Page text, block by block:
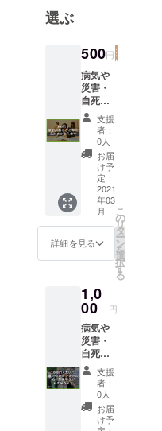
選ぶ
500円
病気や
災害・
自死で
親を亡
くした
り、親
に障が
いがあ
る家庭
の子ど
も達の
奨学金
として
大切に
使用さ
せてい
ます。
●領収書
を発送
させて
いただ
きま
す。
（2020
年度末
を予
定） ●
支援
者：
0人
お届
け予
定：
2021
年03
月
詳細を見る
こ
の
リ
タ
ー
ン
を
選
択
す
る
1,0
00 円
病気や
災害・
自死で
親を亡
くした
り、親
に障が
いがあ
支援
者：
0人
お届
け予